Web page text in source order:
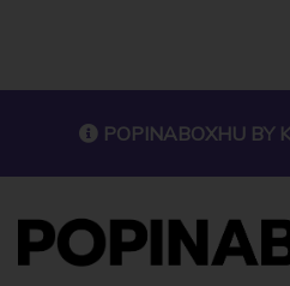
POPINABOXHU BY